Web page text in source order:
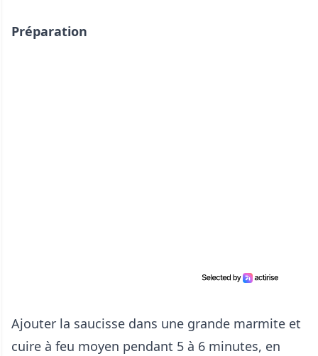
Préparation
Ajouter la saucisse dans une grande marmite et
cuire à feu moyen pendant 5 à 6 minutes, en